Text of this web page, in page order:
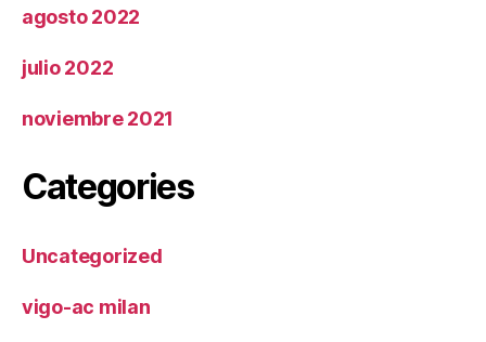
agosto 2022
julio 2022
noviembre 2021
Categories
Uncategorized
vigo-ac milan